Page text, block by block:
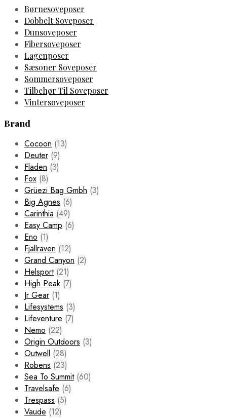
Børnesoveposer
Dobbelt Soveposer
Dunsoveposer
Fibersoveposer
Lagenposer
Sæsoner Soveposer
Sommersoveposer
Tilbehør Til Soveposer
Vintersoveposer
Brand
Cocoon (13)
Deuter (9)
Fladen (3)
Fox (8)
Grüezi Bag Gmbh (3)
Big Agnes (6)
Carinthia (49)
Easy Camp (6)
Eno (1)
Fjällräven (12)
Grand Canyon (2)
Helsport (21)
High Peak (7)
Jr Gear (1)
Lifesystems (3)
Lifeventure (7)
Nemo (22)
Origin Outdoors (3)
Outwell (28)
Robens (23)
Sea To Summit (60)
Travelsafe (6)
Trespass (5)
Vaude (12)